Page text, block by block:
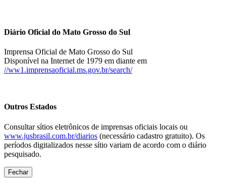
Diário Oficial do Mato Grosso do Sul
Imprensa Oficial de Mato Grosso do Sul
Disponível na Internet de 1979 em diante em
//ww1.imprensaoficial.ms.gov.br/search/
Outros Estados
Consultar sítios eletrônicos de imprensas oficiais locais ou
www.jusbrasil.com.br/diarios (necessário cadastro gratuito). Os
períodos digitalizados nesse sítio variam de acordo com o diário
pesquisado.
Fechar